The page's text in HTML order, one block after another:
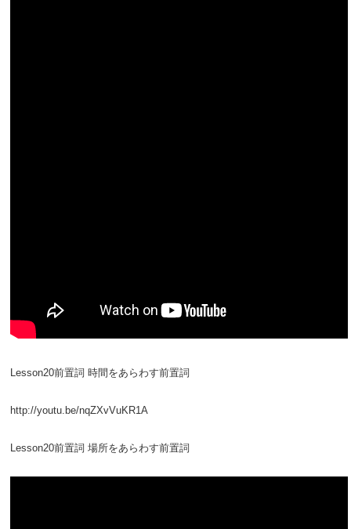
Lesson20前置詞 時間をあらわす前置詞
http://youtu.be/nqZXvVuKR1A
Lesson20前置詞 場所をあらわす前置詞